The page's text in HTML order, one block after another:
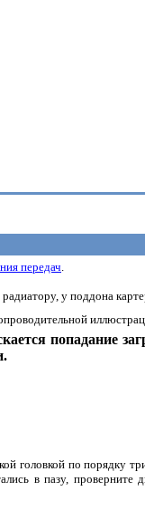
передач
у поддона
попадание
головкой по порядку
в пазу, проверните